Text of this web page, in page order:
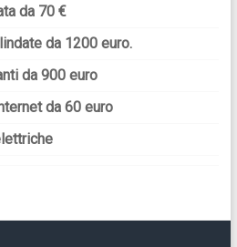
da 70 €
da 1200 euro.
da 900 euro
da 60 euro